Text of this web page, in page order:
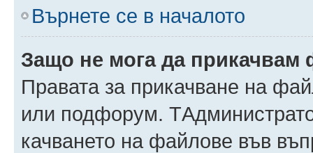
Върнете се в началото
Защо не мога да прикачвам
Правата за прикачване на
или подфорум.
качването на файлове във